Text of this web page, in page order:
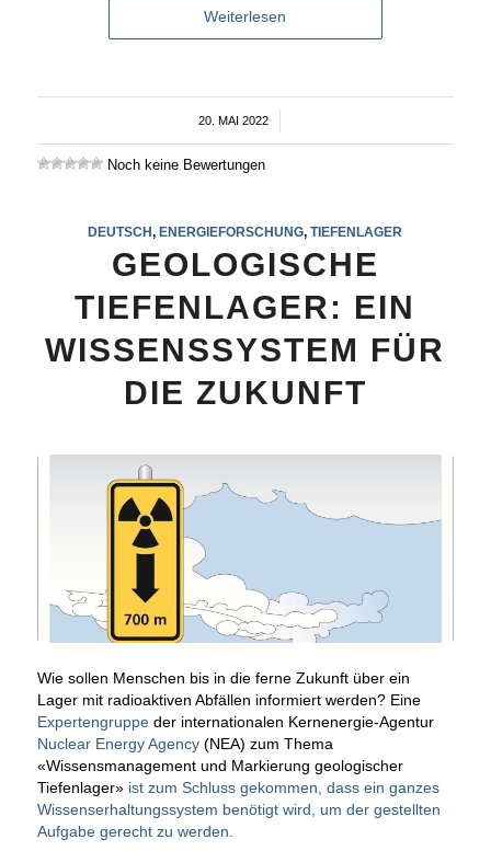
Weiterlesen
20. MAI 2022
/
Noch keine Bewertungen
DEUTSCH,ENERGIEFORSCHUNG,TIEFENLAGER
GEOLOGISCHE
TIEFENLAGER: EIN
WISSENSSYSTEM FÜR
DIE ZUKUNFT
Wie sollen Menschen bis in die ferne Zukunft über ein
Lager mit radioaktiven Abfällen informiert werden? Eine
Expertengruppeder internationalen Kernenergie-Agentur
Nuclear Energy Agency(NEA) zum Thema
«Wissensmanagement und Markierung geologischer
Tiefenlager» ist zum Schluss gekommen, dass ein ganzes
Wissenserhaltungssystem benötigt wird, um der gestellten
Aufgabe gerecht zu werden.